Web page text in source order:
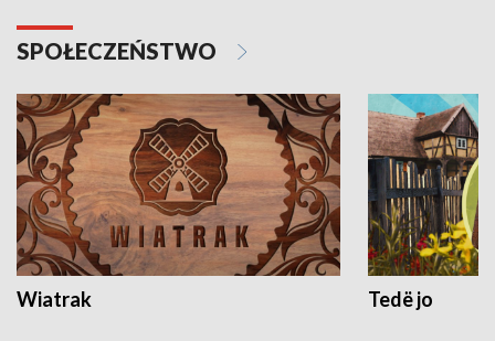
SPOŁECZEŃSTWO
Wiatrak Tedë jo